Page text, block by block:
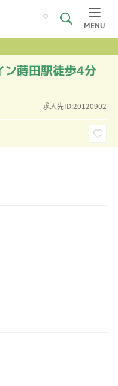
MENU
蒔田駅徒歩4分
求人先ID:20120902